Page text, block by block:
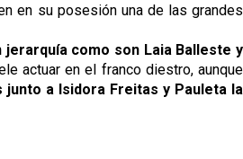
en su posesión una de las grandes
como son Laia Balleste y
actuar en el franco diestro, aunque
a Isidora Freitas y Pauleta la